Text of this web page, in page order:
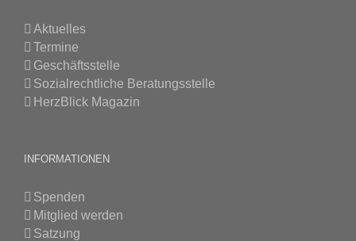
Aktuelles
Termine
Geschäftsstelle
Sozialrechtliche Beratungsstelle
HerzBlick Magazin
INFORMATIONEN
Spenden
Mitglied werden
Satzung